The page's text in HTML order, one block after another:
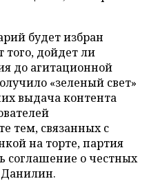
будет избран
того, дойдет ли
до агитационной
«зеленый свет»
выдача контента
тем, связанных с
на торте, партия
соглашение о честных
Данилин.